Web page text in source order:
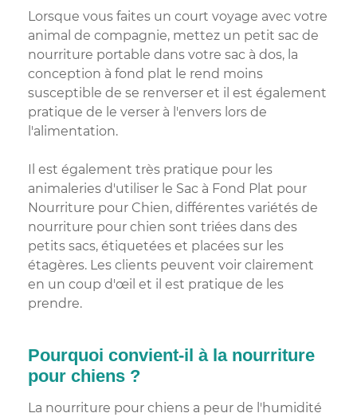
Lorsque vous faites un court voyage avec votre
animal de compagnie, mettez un petit sac de
nourriture portable dans votre sac à dos, la
conception à fond plat le rend moins
susceptible de se renverser et il est également
pratique de le verser à l'envers lors de
l'alimentation.
Il est également très pratique pour les
animaleries d'utiliser le Sac à Fond Plat pour
Nourriture pour Chien, différentes variétés de
nourriture pour chien sont triées dans des
petits sacs, étiquetées et placées sur les
étagères. Les clients peuvent voir clairement
en un coup d'œil et il est pratique de les
prendre.
Pourquoi convient-il à la nourriture
pour chiens ?
La nourriture pour chiens a peur de l'humidité